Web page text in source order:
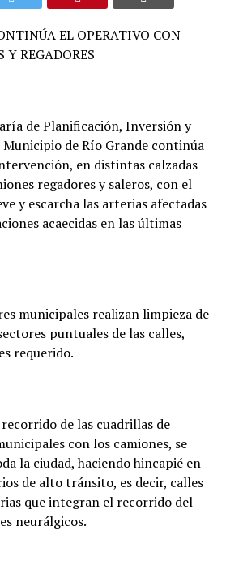
EL OPERATIVO CON
Y REGADORES
de Planificación, Inversión y
Municipio de Río Grande continúa
en distintas calzadas
regadores y saleros, con el
y escarcha las arterias afectadas
acaecidas en las últimas
municipales realizan limpieza de
puntuales de las calles,
requerido.
de las cuadrillas de
con los camiones, se
la ciudad, haciendo hincapié en
de alto tránsito, es decir, calles
que integran el recorrido del
neurálgicos.